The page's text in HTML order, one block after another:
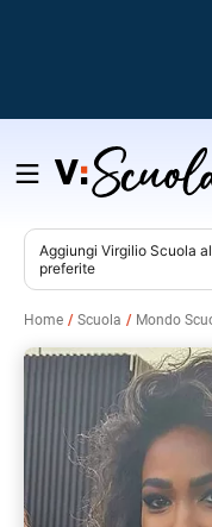
Salta
contenuto
Aggiungi Virgilio Scuola
preferite
Home Scuola Mondo